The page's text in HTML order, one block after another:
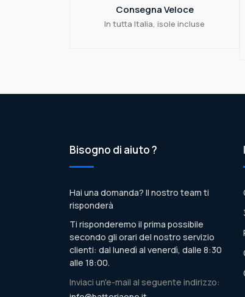
Consegna Veloce
In tutta Italia, isole incluse
Bisogno di aiuto ?
Hai una domanda? Il nostro team ti
risponderà
Ti risponderemo il prima possibile
secondo gli orari del nostro servizio
clienti: dal lunedì al venerdì, dalle 8:30
alle 18:00.
Inviaci un'e-mail al seguente indirizzo: